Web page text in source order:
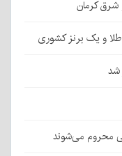
کرمان
و یک برنز کشوری
شد
محروم می‌شوند